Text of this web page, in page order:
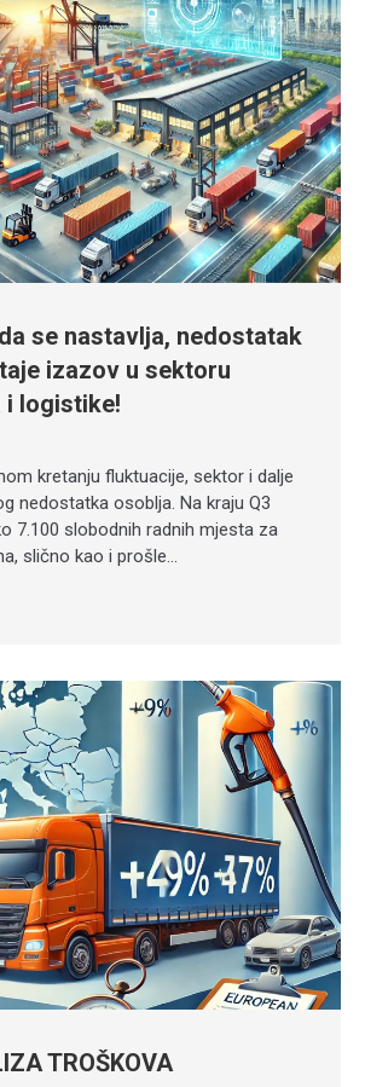
se nastavlja, nedostatak
izazov u sektoru
logistike!
kretanju fluktuacije, sektor i dalje
nedostatka osoblja. Na kraju Q3
7.100 slobodnih radnih mjesta za
slično kao i prošle…
TROŠKOVA